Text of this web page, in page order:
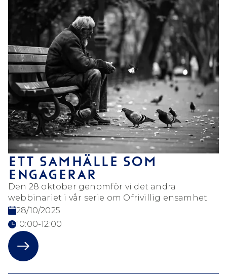
ETT SAMHÄLLE SOM
ENGAGERAR
Den 28 oktober genomför vi det andra
webbinariet i vår serie om Ofrivillig ensamhet.
28/10/2025
10:00-12:00